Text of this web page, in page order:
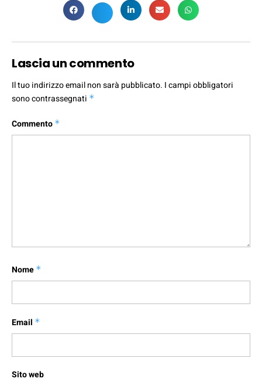
Lascia un commento
Il tuo indirizzo email non sarà pubblicato. I campi obbligatori
sono contrassegnati *
Commento *
Nome *
Email *
Sito web